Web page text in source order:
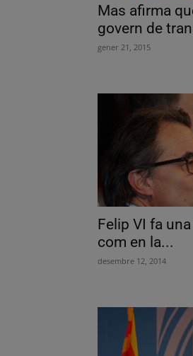
Mas afirma
govern de
gener 21, 2015
Felip VI fa
com en la...
desembre 12, 2014